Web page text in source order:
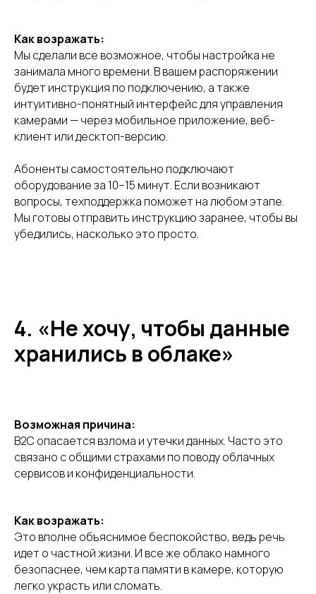
Как возражать:
Мы сделали все возможное, чтобы настройка не
занимала много времени. В вашем распоряжении
будет инструкция по подключению, а также
интуитивно-понятный интерфейс для управления
камерами — через мобильное приложение, веб-
клиент или десктоп-версию.
Абоненты самостоятельно подключают
оборудование за 10–15 минут. Если возникают
вопросы, техподдержка поможет на любом этапе.
Мы готовы отправить инструкцию заранее, чтобы вы
убедились, насколько это просто.
4. «Не хочу, чтобы данные
хранились в облаке»
Возможная причина:
B2C опасается взлома и утечки данных. Часто это
связано с общими страхами по поводу облачных
сервисов и конфиденциальности.
Как возражать:
Это вполне объяснимое беспокойство, ведь речь
идет о частной жизни. И все же облако намного
безопаснее, чем карта памяти в камере, которую
легко украсть или сломать.